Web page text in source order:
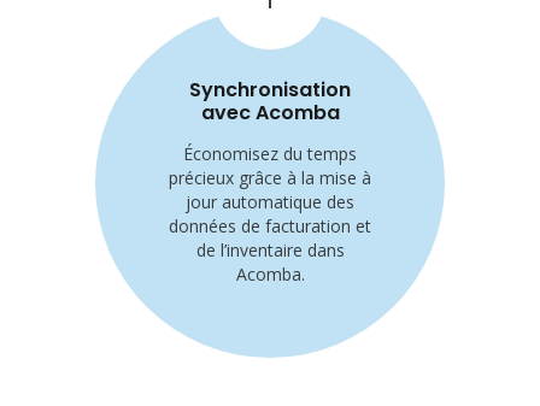
Synchronisation
avec Acomba
Économisez du temps
précieux grâce à la mise à
jour automatique des
données de facturation et
de l’inventaire dans
Acomba.